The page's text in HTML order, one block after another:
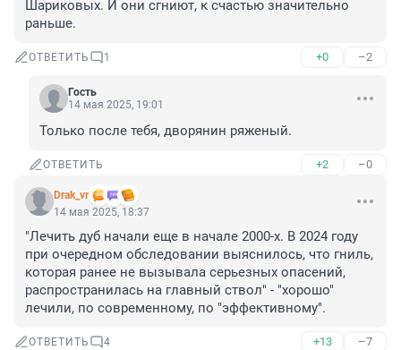
Шариковых. И они сгниют, к счастью значительно
раньше.
ОТВЕТИТЬ 1 +0 –2
Гость
14 мая 2025, 19:01
Только после тебя, дворянин ряженый.
ОТВЕТИТЬ +2 –0
Drak_vr
14 мая 2025, 18:37
"Лечить дуб начали еще в начале 2000-х. В 2024 году
при очередном обследовании выяснилось, что гниль,
которая ранее не вызывала серьезных опасений,
распространилась на главный ствол" - "хорошо"
лечили, по современному, по "эффективному".
ОТВЕТИТЬ 4 +13 –7